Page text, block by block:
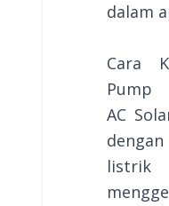
dalam
Cara
Pump
AC